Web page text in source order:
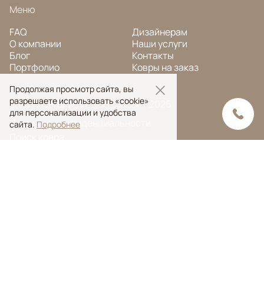
Меню
FAQ
О компании
Блог
Портфолио
Дизайнерам
Наши услуги
Контакты
Ковры на заказ
© Ansy Carpet Company 2005 — 2026
Политика конфиденциальности
Продолжая просмотр сайта, вы
разрешаете использовать «cookie»
для персонализации и удобства
сайта. Подробнее